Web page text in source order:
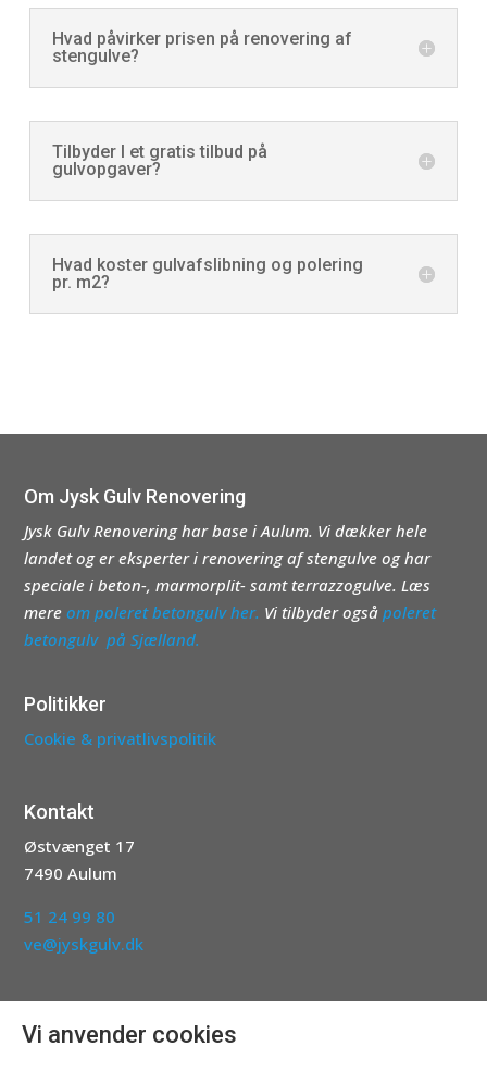
Hvad påvirker prisen på renovering af
stengulve?
Tilbyder I et gratis tilbud på
gulvopgaver?
Hvad koster gulvafslibning og polering
pr. m2?
Om Jysk Gulv Renovering
Jysk Gulv Renovering har base i Aulum. Vi dækker hele
landet og er eksperter i renovering af stengulve og har
speciale i beton-, marmorplit- samt terrazzogulve. Læs
mereom poleret betongulv her. Vi tilbyder ogsåpoleret
betongulv på Sjælland.
Politikker
Cookie & privatlivspolitik
Kontakt
Østvænget 17
7490 Aulum
51 24 99 80
ve@jyskgulv.dk
Vi anvender cookies